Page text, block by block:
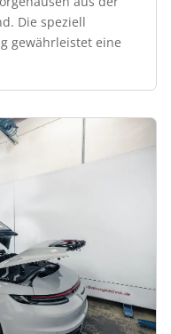
Die speziell
gewährleistet eine